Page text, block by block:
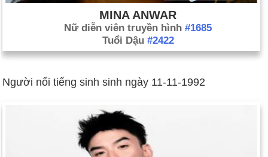
MINA ANWAR
Nữ diễn viên truyền hình #1685
Tuổi Dậu #2422
Người nổi tiếng sinh sinh ngày 11-11-1992